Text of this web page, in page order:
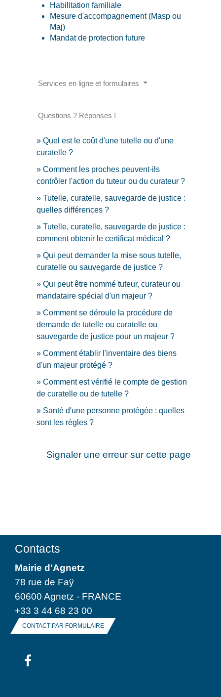
Habilitation familiale
Mesure d'accompagnement (Masp ou
Maj)
Mandat de protection future
Services en ligne et formulaires
Questions ? Réponses !
Quel est le coût d'une tutelle ou d'une
curatelle ?
Comment les proches peuvent-ils
contrôler l'action du tuteur ou du curateur ?
Tutelle, curatelle, sauvegarde de justice :
quelles différences ?
Tutelle, curatelle, sauvegarde de justice :
comment obtenir le certificat médical ?
Qui peut demander la mise sous tutelle,
curatelle ou sauvegarde de justice ?
Qui peut être nommé tuteur, curateur ou
mandataire spécial d'un majeur ?
Comment se déroule la procédure de
demande de tutelle ou curatelle ou
sauvegarde de justice pour un majeur ?
Comment établir l'inventaire des biens
d'un majeur protégé ?
Comment est vérifié le compte de gestion
de curatelle ou de tutelle ?
Santé d'une personne protégée : quelles
sont les règles ?
Signaler une erreur sur cette page
Contacts
Mairie d'Agnetz
78 rue de Faÿ
60600 Agnetz - FRANCE
+33 3 44 68 23 00
CONTACT PAR FORMULAIRE